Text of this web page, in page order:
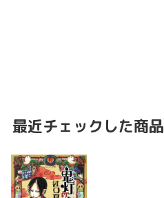
最近チェックした商品